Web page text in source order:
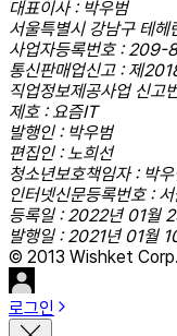
대표이사 : 박우범
서울특별시 강남구 테
사업자등록번호 :
통신판매업신고 : 제
직업정보제공사업 신
제호 : 요즘IT
발행인 : 박우범
편집인 : 노희선
청소년보호책임자 : 박
인터넷신문등록번호 :
등록일 : 2022년 01월
발행일 : 2021년 01월
© 2013 Wishket Corp.
로그인